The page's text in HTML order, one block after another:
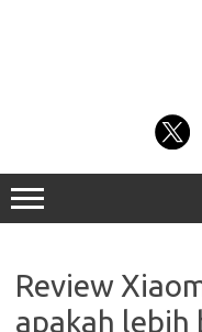
Review
apakah lebih